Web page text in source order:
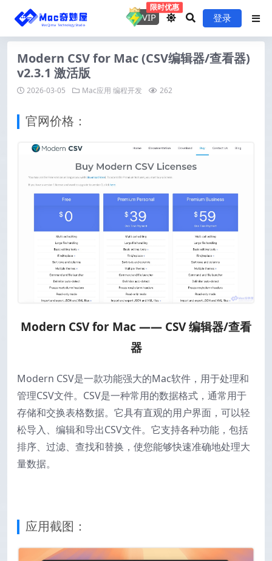
VIP
限时优惠
登录
Modern CSV for Mac (CSV编辑器/查看器)
v2.3.1 激活版
2026-03-05 Mac应用 编程开发 262
官网价格：
Modern CSV for Mac —— CSV 编辑器/查看
器
Modern CSV是一款功能强大的Mac软件，用于处理和
管理CSV文件。CSV是一种常用的数据格式，通常用于
存储和交换表格数据。它具有直观的用户界面，可以轻
松导入、编辑和导出CSV文件。它支持各种功能，包括
排序、过滤、查找和替换，使您能够快速准确地处理大
量数据。
应用截图：